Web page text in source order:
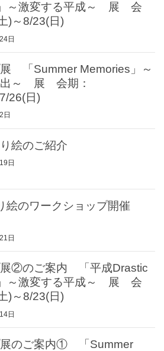
～激変する平成～ 展 会
)～8/23(日)
日
「Summer Memories」～
出～ 展 会期：
26(日)
日
絵のご紹介
日
絵のワークショップ開催
日
展②のご案内 「平成Drastic
～激変する平成～ 展 会
)～8/23(日)
日
展のご案内① 「Summer